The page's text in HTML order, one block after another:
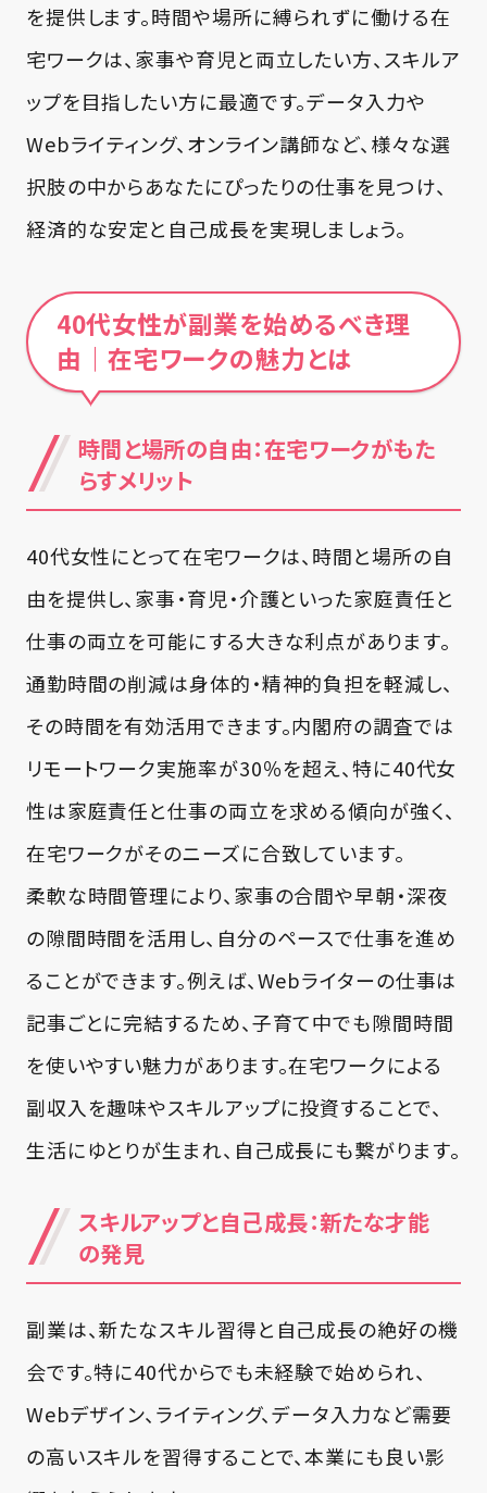
を提供します。時間や場所に縛られずに働ける在
宅ワークは、家事や育児と両立したい方、スキルア
ップを目指したい方に最適です。データ入力や
Webライティング、オンライン講師など、様々な選
択肢の中からあなたにぴったりの仕事を見つけ、
経済的な安定と自己成長を実現しましょう。
40代女性が副業を始めるべき理
由｜在宅ワークの魅力とは
時間と場所の自由：在宅ワークがもた
らすメリット
40代女性にとって在宅ワークは、時間と場所の自
由を提供し、家事・育児・介護といった家庭責任と
仕事の両立を可能にする大きな利点があります。
通勤時間の削減は身体的・精神的負担を軽減し、
その時間を有効活用できます。内閣府の調査では
リモートワーク実施率が30％を超え、特に40代女
性は家庭責任と仕事の両立を求める傾向が強く、
在宅ワークがそのニーズに合致しています。
柔軟な時間管理により、家事の合間や早朝・深夜
の隙間時間を活用し、自分のペースで仕事を進め
ることができます。例えば、Webライターの仕事は
記事ごとに完結するため、子育て中でも隙間時間
を使いやすい魅力があります。在宅ワークによる
副収入を趣味やスキルアップに投資することで、
生活にゆとりが生まれ、自己成長にも繋がります。
スキルアップと自己成長：新たな才能
の発見
副業は、新たなスキル習得と自己成長の絶好の機
会です。特に40代からでも未経験で始められ、
Webデザイン、ライティング、データ入力など需要
の高いスキルを習得することで、本業にも良い影